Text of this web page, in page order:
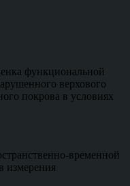
функциональной
верхового
покрова в условиях
временной
измерения